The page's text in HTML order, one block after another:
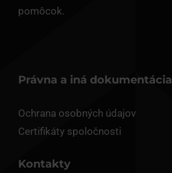
pomôcok.
Právna a iná dokumentácia
Ochrana osobných údajov
Certifikáty spoločnosti
Kontakty